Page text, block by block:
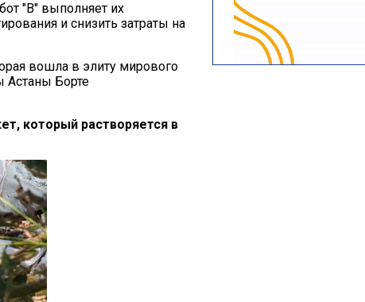
"В" выполняет их
и снизить затраты на
вошла в элиту мирового
Астаны Борте
который растворяется в